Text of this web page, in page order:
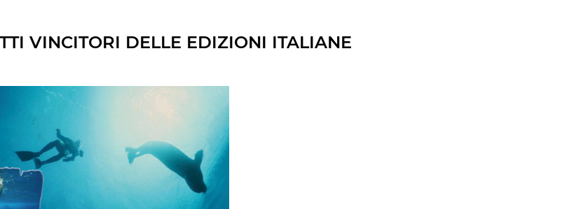
VINCITORI DELLE EDIZIONI ITALIANE